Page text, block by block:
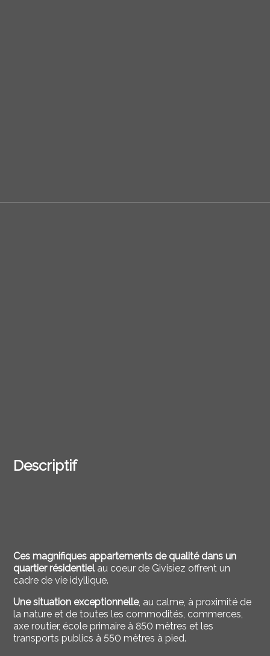
Descriptif
Ces magnifiques appartements de qualité dans un
quartier résidentiel au coeur de Givisiez offrent un
cadre de vie idyllique.
Une situation exceptionnelle, au calme, à proximité de
la nature et de toutes les commodités, commerces,
axe routier, école primaire à 850 mètres et les
transports publics à 550 mètres à pied.